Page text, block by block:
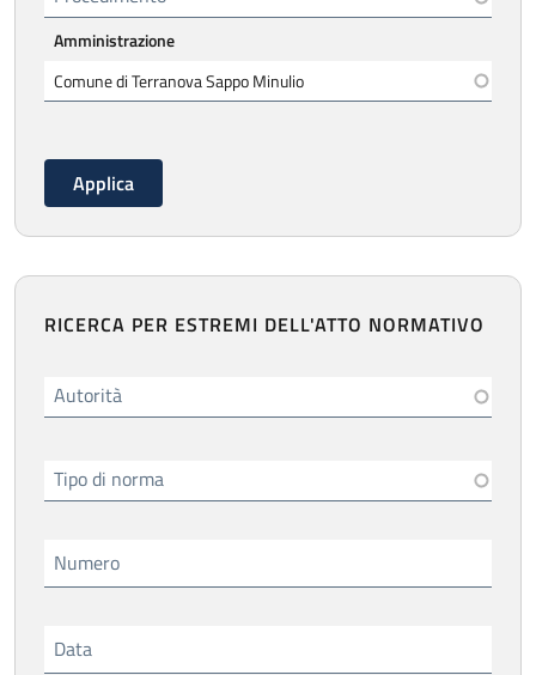
Amministrazione
RICERCA PER ESTREMI DELL'ATTO NORMATIVO
Autorità
Tipo di norma
Numero
Data